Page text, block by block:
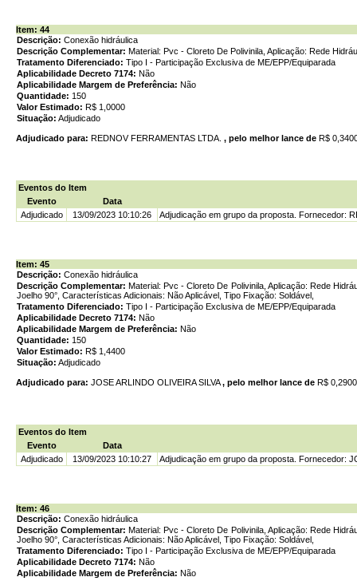
Item: 44
Descrição: Conexão hidráulica
Descrição Complementar: Material: Pvc - Cloreto De Polivinila, Aplicação: Rede
Tratamento Diferenciado: Tipo I - Participação Exclusiva de ME/EPP/Equiparada
Aplicabilidade Decreto 7174: Não
Aplicabilidade Margem de Preferência: Não
Quantidade: 150
Valor Estimado: R$ 1,0000
Situação: Adjudicado
Adjudicado para: REDNOV FERRAMENTAS LTDA. , pelo melhor lance de R$
Eventos do Item
Evento
Data
Adjudicado
13/09/2023 10:10:26 Adjudicação em grupo da proposta. Fornecedor:
Item: 45
Descrição: Conexão hidráulica
Descrição Complementar: Material: Pvc - Cloreto De Polivinila, Aplicação: Rede
Joelho 90°, Características Adicionais: Não Aplicável, Tipo Fixação: Soldável,
Tratamento Diferenciado: Tipo I - Participação Exclusiva de ME/EPP/Equiparada
Aplicabilidade Decreto 7174: Não
Aplicabilidade Margem de Preferência: Não
Quantidade: 150
Valor Estimado: R$ 1,4400
Situação: Adjudicado
Adjudicado para: JOSE ARLINDO OLIVEIRA SILVA, pelo melhor lance de R$
Eventos do Item
Evento
Data
Adjudicado
13/09/2023 10:10:27 Adjudicação em grupo da proposta. Fornecedor:
Item: 46
Descrição: Conexão hidráulica
Descrição Complementar: Material: Pvc - Cloreto De Polivinila, Aplicação: Rede
Joelho 90°, Características Adicionais: Não Aplicável, Tipo Fixação: Soldável,
Tratamento Diferenciado: Tipo I - Participação Exclusiva de ME/EPP/Equiparada
Aplicabilidade Decreto 7174: Não
Aplicabilidade Margem de Preferência: Não